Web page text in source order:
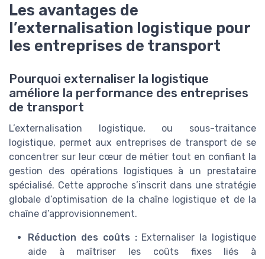
Les avantages de
l’externalisation logistique pour
les entreprises de transport
Pourquoi externaliser la logistique
améliore la performance des entreprises
de transport
L’externalisation logistique, ou sous-traitance
logistique, permet aux entreprises de transport de se
concentrer sur leur cœur de métier tout en confiant la
gestion des opérations logistiques à un prestataire
spécialisé. Cette approche s’inscrit dans une stratégie
globale d’optimisation de la chaîne logistique et de la
chaîne d’approvisionnement.
Réduction des coûts :Externaliser la logistique
aide à maîtriser les coûts fixes liés à